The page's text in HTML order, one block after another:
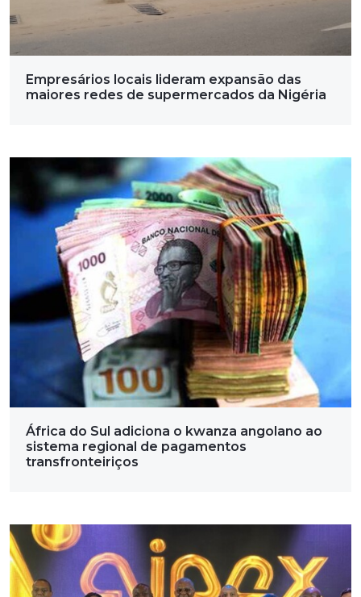
Empresários locais lideram expansão das
maiores redes de supermercados da Nigéria
África do Sul adiciona o kwanza angolano ao
sistema regional de pagamentos
transfronteiriços